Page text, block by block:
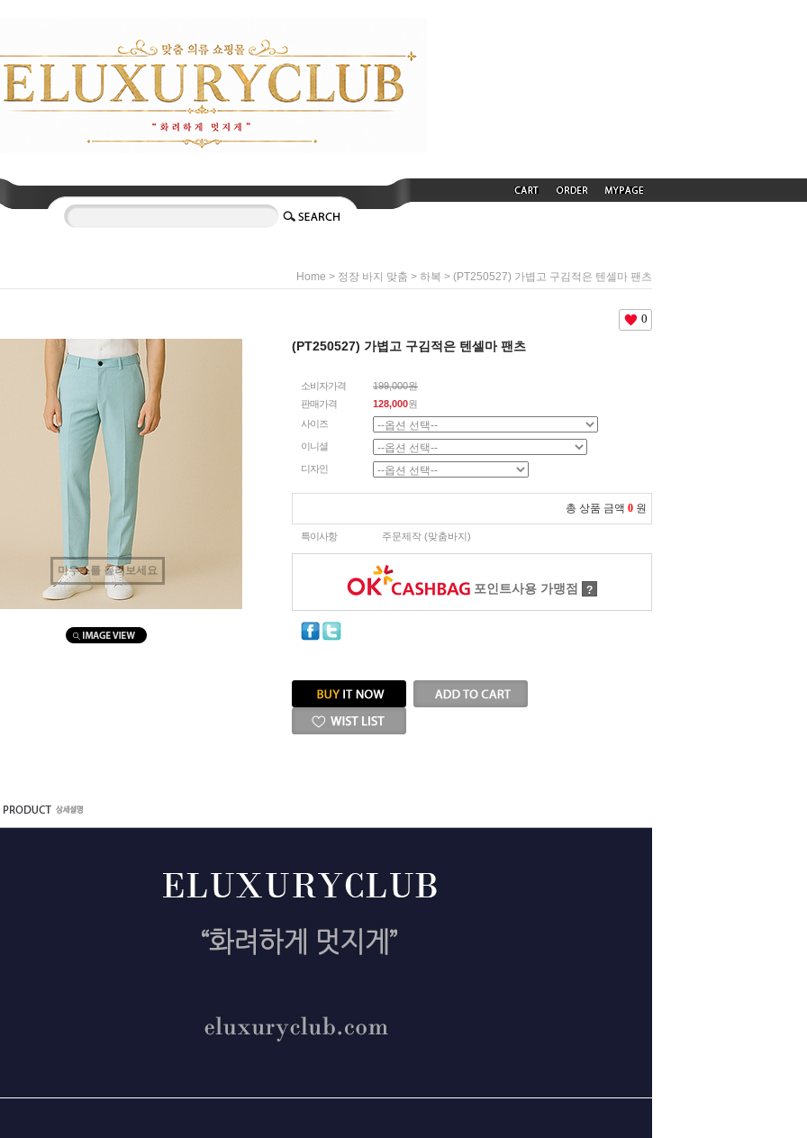
Home > 정장 바지 맞춤 > 하복 > (PT250527) 가볍고 구김적은 텐셀마 팬츠
마우스를 올려보세요
0
(PT250527) 가볍고 구김적은 텐셀마 팬츠
소비자가격
199,000원
판매가격
128,000원
사이즈
이니셜
디자인
총 상품 금액 0 원
특이사항 주문제작 (맞춤바지)
포인트사용 가맹점 ?